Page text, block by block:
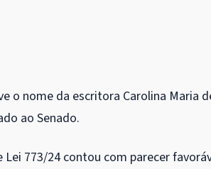
o nome da escritora Carolina Maria
ao Senado.
773/24 contou com parecer